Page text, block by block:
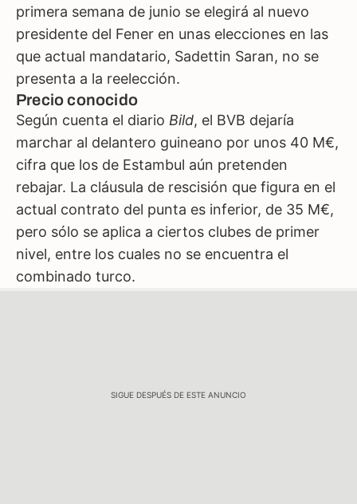
primera semana de junio se elegirá al nuevo
presidente del Fener en unas elecciones en las
que actual mandatario, Sadettin Saran, no se
presenta a la reelección.
Precio conocido
Según cuenta el diario Bild, el BVB dejaría
marchar al delantero guineano por unos 40 M€,
cifra que los de Estambul aún pretenden
rebajar. La cláusula de rescisión que figura en el
actual contrato del punta es inferior, de 35 M€,
pero sólo se aplica a ciertos clubes de primer
nivel, entre los cuales no se encuentra el
combinado turco.
SIGUE DESPUÉS DE ESTE ANUNCIO